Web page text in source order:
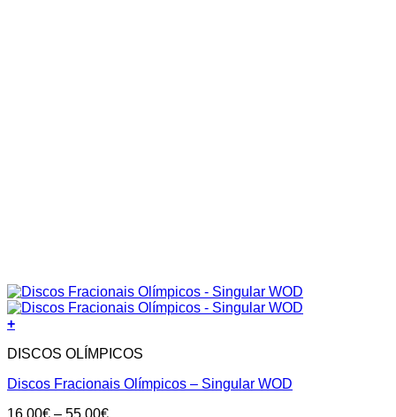
+
DISCOS OLÍMPICOS
Discos Fracionais Olímpicos – Singular WOD
16.00€ – 55.00€Price